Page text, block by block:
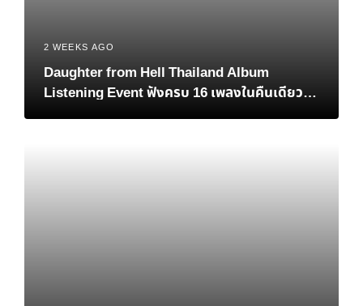
2 WEEKS AGO
Daughter from Hell Thailand Album
Listening Event ฟังครบ 16 เพลงในคืนเดียว